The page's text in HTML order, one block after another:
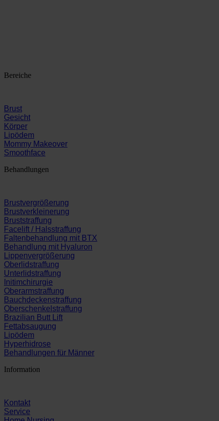
Bereiche
Brust
Gesicht
Körper
Lipödem
Mommy Makeover
Smoothface
Behandlungen
Brustvergrößerung
Brustverkleinerung
Bruststraffung
Facelift / Halsstraffung
Faltenbehandlung mit BTX
Behandlung mit Hyaluron
Lippenvergrößerung
Oberlidstraffung
Unterlidstraffung
Initimchirurgie
Oberarmstraffung
Bauchdeckenstraffung
Oberschenkelstraffung
Brazilian Butt Lift
Fettabsaugung
Lipödem
Hyperhidrose
Behandlungen für Männer
Information
Kontakt
Service